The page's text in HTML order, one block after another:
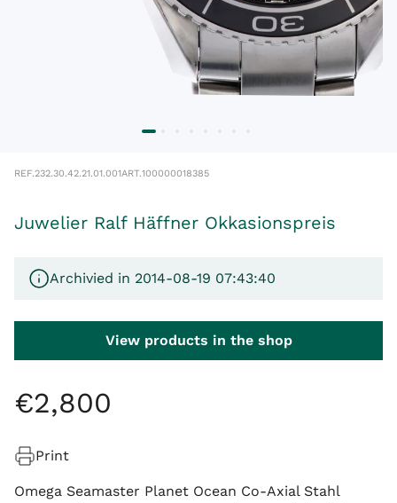
REF.232.30.42.21.01.001ART.100000018385
Juwelier Ralf Häffner Okkasionspreis
Archivied in 2014-08-19 07:43:40
View products in the shop
€2,800
Print
Omega Seamaster Planet Ocean Co-Axial Stahl